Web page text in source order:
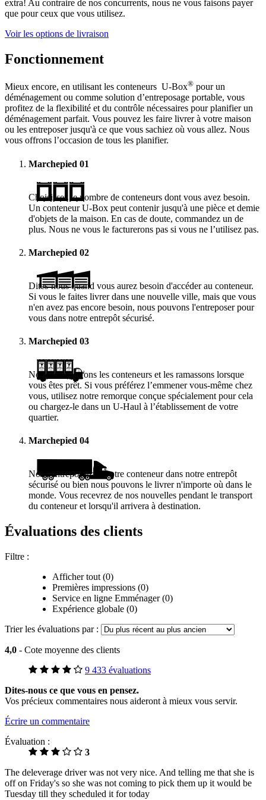
extra! Au contraire de nos concurrents, nous ne vous faisons payer
que pour ceux que vous utilisez.
Voir les options de livraison
Fonctionnement
Mieux encore, en utilisant les conteneurs U-Box® pour un
déménagement ou comme solution d’entreposage portable, vous
profitez de la flexibilité et du contrôle nécessaires pour planifier un
déménagement parfait. Vous pouvez les faire livrer à votre maison
ou les entreposer jusqu'à ce que vous sachiez où vous allez. Nous
vous offrons l’occasion de tous les planifier.
Marchepied 01
Choisissez le nombre de conteneurs dont vous avez besoin.
Un conteneurU-Box peut contenir jusqu'à une pièce et demie
d'objets de la maison. En cas de doute, commandez un de
plus. Nous ne vous le facturerons pas si vous ne l’utilisez pas.
Marchepied 02
Dites-nous quand vous aurez besoin d'accéder au conteneur.
Si vous le faites livrer dans une nouvelle ville, mais que vous
n'en avez pas encore besoin, nous pouvons l'entreposer pour
vous dans notre entrepôt sécurisé.
Marchepied 03
Nous vous livrons les conteneurs et les ramassons lorsque
vous êtes prêt. Si vous préférez l’emmener vous-même chez
vous, utilisez notre remorque conçue spécialement pour cela
ou chargez-le dans un U-Haul à l’établissement de votre
quartier.
Marchepied 04
Nous entreposerons votre conteneur dans notre entrepôt
sécurisé ou bien nous pouvons le livrer n'importe où dans le
monde. Vous recevrez de nos nouvelles pendant le transport
du conteneur et lorsqu'il arrivera à destination.
Évaluations des clients
Filtre :
Afficher tout (0)
Premières impressions (0)
Service en ligne Emménager (0)
Expérience globale (0)
Trier les évaluations par :
4,0 - Cote moyenne des clients
9 433 évaluations
Dites-nous ce que vous en pensez.
Vos précieux commentaires nous aideront à mieux vous servir.
Écrire un commentaire
Évaluation :
3
The deleverage driver was not very nice. And telling me that she is
off on Friday's so she was not coming to pick them up it would be
Tuesday till they scheduled it for today